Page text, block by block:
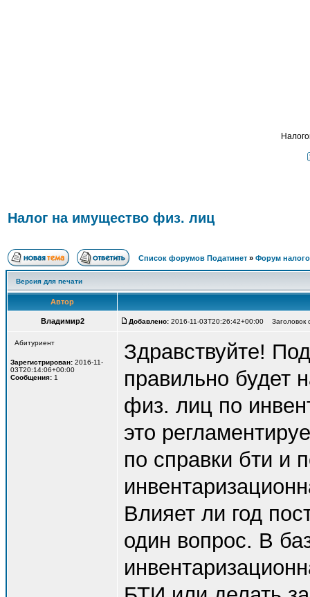
Налог на имущество физ. лиц
Список форумов Податинет » Форум
Версия для печати
Автор
Владимир2 Добавлено: 2016-11-03T20:26:42+00:00 Заголовок
Абитуриент
Зарегистрирован: 2016-11-
03T20:14:06+00:00
Сообщения: 1
Здравствуйте!
правильно будет
физ. лиц по
это
по справки бти и
Влияет ли год
один вопрос. В